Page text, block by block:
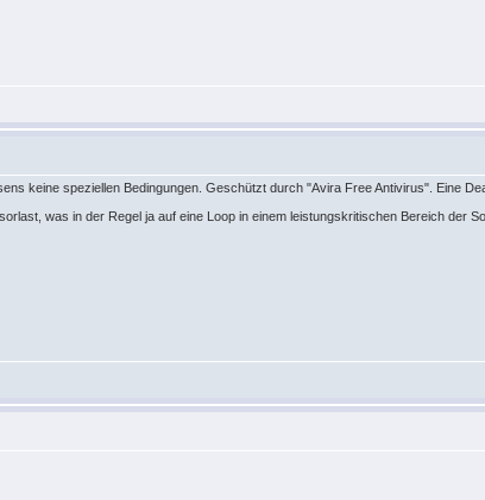
keine speziellen Bedingungen. Geschützt durch "Avira Free Antivirus". Eine
was in der Regel ja auf eine Loop in einem leistungskritischen Bereich der